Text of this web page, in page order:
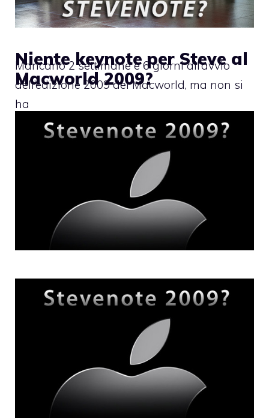
Mancano 2 settimane e 6 giorni all’avvio
dell’edizione 2009 del Macworld, ma non si
ha
Niente keynote per Steve al
Macworld 2009?